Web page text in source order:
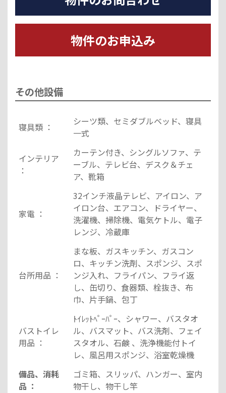
物件のお申込み
その他設備
寝具類 ：
シーツ類、セミダブルベッド、寝具
一式
インテリア
：
カーテン付き、シングルソファ、テ
ーブル、テレビ台、デスク＆チェ
ア、靴箱
家電 ：
32インチ液晶テレビ、アイロン、ア
イロン台、エアコン、ドライヤー、
洗濯機、掃除機、電気ケトル、電子
レンジ、冷蔵庫
台所用品 ：
まな板、ガスキッチン、ガスコン
ロ、キッチン洗剤、スポンジ、スポ
ンジ入れ、フライパン、フライ返
し、缶切り、食器類、栓抜き、布
巾、片手鍋、包丁
バストイレ
用品 ：
ﾄｲﾚｯﾄﾍﾟｰﾊﾟｰ、シャワー、バスタオ
ル、バスマット、バス洗剤、フェイ
スタオル、石鹸 、洗浄機能付トイ
レ、風呂用スポンジ、浴室乾燥機
備品、消耗
品 ：
ゴミ箱、スリッパ、ハンガー、室内
物干し、物干し竿